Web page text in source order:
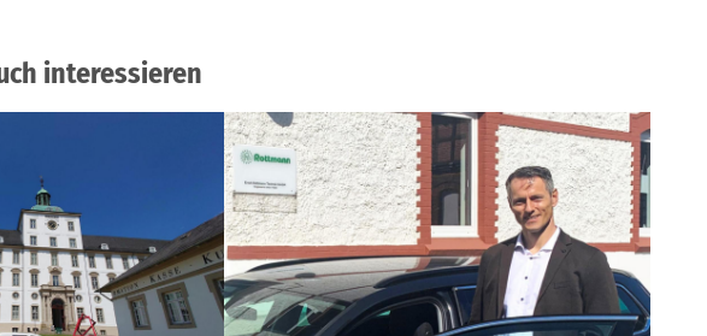
interessieren